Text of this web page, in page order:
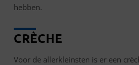
hebben.
CRÈCHE
Voor de allerkleinsten is er een